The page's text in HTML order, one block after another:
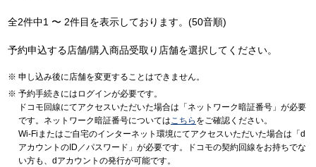
全2件中1 〜 2件目を表示しております。(50音順)
予約申込する店舗/購入商品受取り店舗を選択してください。
申し込み後に店舗を変更することはできません。
予約手続きにはログインが必要です。
ドコモ回線にてアクセスいただいた場合は「ネットワーク暗証番号」が必要
です。ネットワーク暗証番号についてはこちら をご確認ください。
Wi-Fiまたはご自宅のインターネット環境にてアクセスいただいた場合は「d
アカウントのID／パスワード」が必要です。ドコモの契約回線をお持ちでな
い方も、dアカウントの発行が可能です。